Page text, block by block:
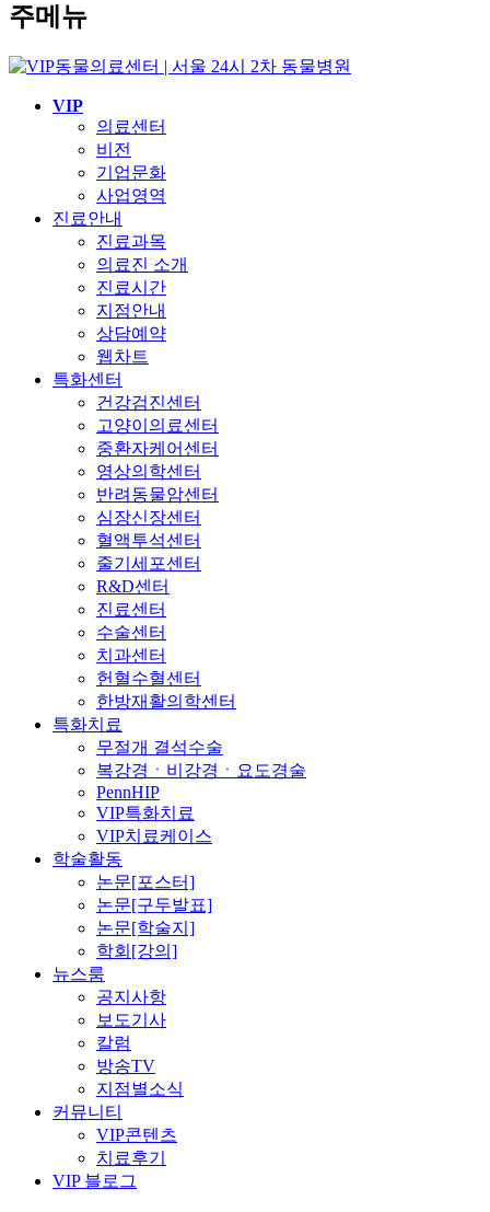
주메뉴
VIP
의료센터
비전
기업문화
사업영역
진료안내
진료과목
의료진 소개
진료시간
지점안내
상담예약
웹차트
특화센터
건강검진센터
고양이의료센터
중환자케어센터
영상의학센터
반려동물암센터
심장신장센터
혈액투석센터
줄기세포센터
R&D센터
진료센터
수술센터
치과센터
헌혈수혈센터
한방재활의학센터
특화치료
무절개 결석수술
복강경ㆍ비강경ㆍ요도경술
PennHIP
VIP특화치료
VIP치료케이스
학술활동
논문[포스터]
논문[구두발표]
논문[학술지]
학회[강의]
뉴스룸
공지사항
보도기사
칼럼
방송TV
지점별소식
커뮤니티
VIP콘텐츠
치료후기
VIP 블로그